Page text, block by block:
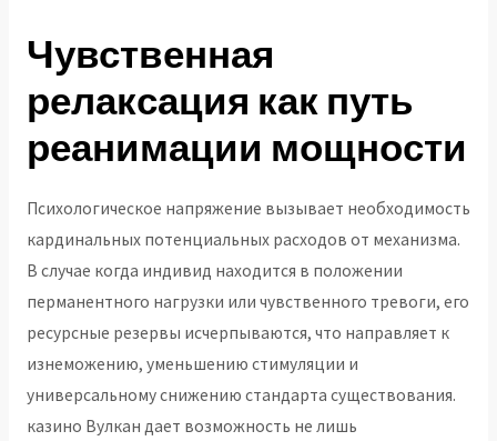
Чувственная
релаксация как путь
реанимации мощности
Психологическое напряжение вызывает необходимость
кардинальных потенциальных расходов от механизма.
В случае когда индивид находится в положении
перманентного нагрузки или чувственного тревоги, его
ресурсные резервы исчерпываются, что направляет к
изнеможению, уменьшению стимуляции и
универсальному снижению стандарта существования.
казино Вулкан дает возможность не лишь